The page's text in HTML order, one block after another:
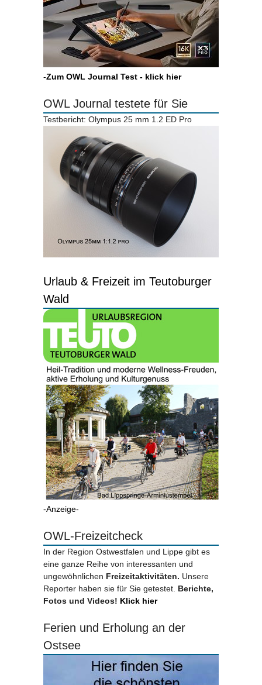
-Zum OWL Journal Test - klick hier
OWL Journal testete für Sie
Testbericht: Olympus 25 mm 1.2 ED Pro
Urlaub & Freizeit im Teutoburger
Wald
-Anzeige-
OWL-Freizeitcheck
In der Region Ostwestfalen und Lippe gibt es
eine ganze Reihe von interessanten und
ungewöhnlichen Freizeitaktivitäten. Unsere
Reporter haben sie für Sie getestet. Berichte,
Fotos und Videos! Klick hier
Ferien und Erholung an der
Ostsee